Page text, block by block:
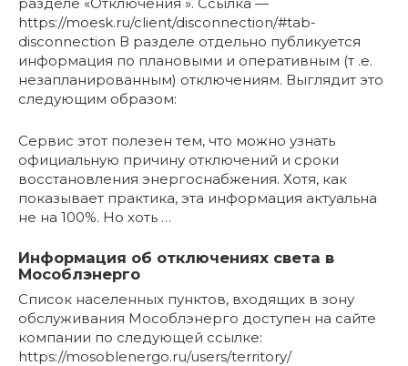
https://moesk.ru/client/disconnection/#tab-
disconnection В разделе отдельно публикуется
информация по плановыми и оперативным (т .е.
незапланированным) отключениям. Выглядит это
следующим образом:
Сервис этот полезен тем, что можно узнать
официальную причину отключений и сроки
восстановления энергоснабжения. Хотя, как
показывает практика, эта информация актуальна
не на 100%. Но хоть …
Информация об отключениях света в
Мособлэнерго
Список населенных пунктов, входящих в зону
обслуживания Мособлэнерго доступен на сайте
компании по следующей ссылке:
https://mosoblenergo.ru/users/territory/